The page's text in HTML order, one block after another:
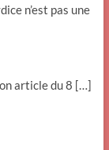
n’est pas une
article du 8 […]